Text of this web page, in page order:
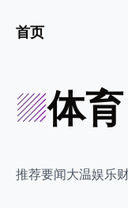
首页
体育
推荐 要闻 大温 娱乐